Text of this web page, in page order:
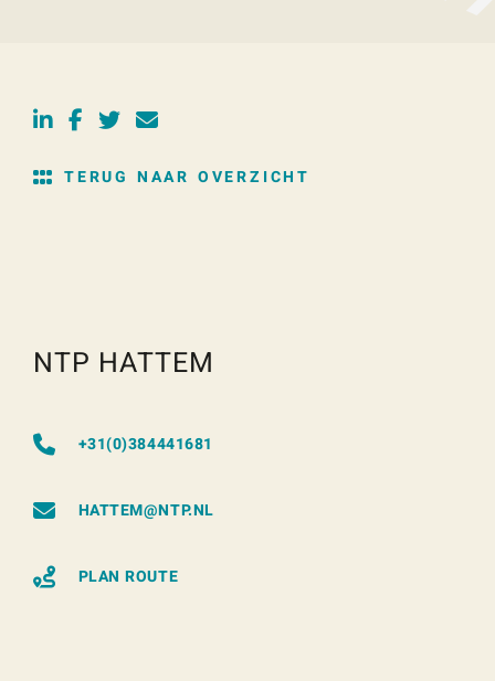
TERUG NAAR OVERZICHT
NTP HATTEM
+31(0)384441681
HATTEM@NTP.NL
PLAN ROUTE